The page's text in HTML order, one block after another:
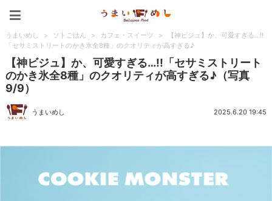
うまいめし > ソトごはん > カフェ・スイーツ >
【神ビジュ】か、可愛すぎる…!!
「セサミストリートのかき氷全8種」のクオリティが高すぎる♪
【神ビジュ】か、可愛すぎる…!!「セサミストリート
のかき氷全8種」のクオリティが高すぎる♪（写真
9/9）
うまいめし 2025.6.20 19:45